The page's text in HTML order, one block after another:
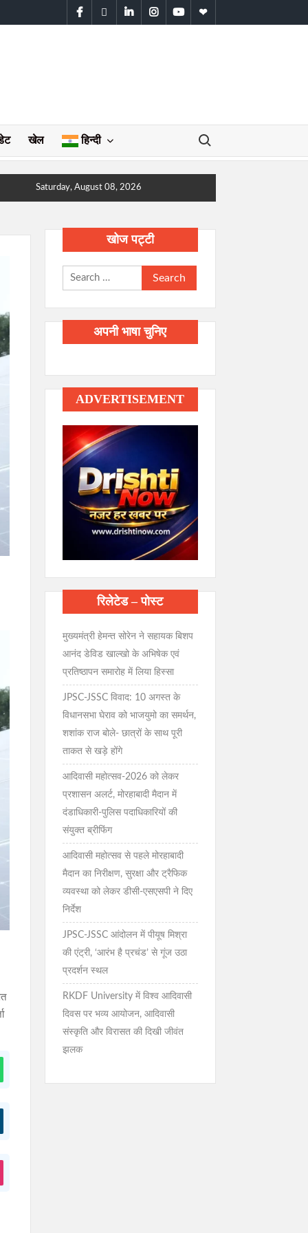
facebooktwitterlinkedininstagramyoutubeWhatsApp
खेल हिन्दी
Search for:
Saturday, August 08, 2026
खोज पट्टी
Search
for:
अपनी भाषा चुनिए
ADVERTISEMENT
रिलेटेड – पोस्ट
मुख्यमंत्री हेमन्त सोरेन ने सहायक बिशप
आनंद डेविड खाल्खो के अभिषेक एवं
प्रतिष्ठापन समारोह में लिया हिस्सा
JPSC-JSSC विवाद: 10 अगस्त के
विधानसभा घेराव को भाजयुमो का समर्थन,
शशांक राज बोले- छात्रों के साथ पूरी
ताकत से खड़े होंगे
आदिवासी महोत्सव-2026 को लेकर
प्रशासन अलर्ट, मोरहाबादी मैदान में
दंडाधिकारी-पुलिस पदाधिकारियों की
संयुक्त ब्रीफिंग
आदिवासी महोत्सव से पहले मोरहाबादी
मैदान का निरीक्षण, सुरक्षा और ट्रैफिक
व्यवस्था को लेकर डीसी-एसएसपी ने दिए
निर्देश
JPSC-JSSC आंदोलन में पीयूष मिश्रा
की एंट्री, ‘आरंभ है प्रचंड’ से गूंज उठा
प्रदर्शन स्थल
RKDF University में विश्व आदिवासी
दिवस पर भव्य आयोजन, आदिवासी
संस्कृति और विरासत की दिखी जीवंत
झलक